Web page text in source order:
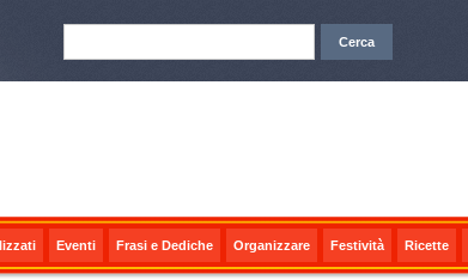
Eventi Frasi e Dediche Organizzare Festività Ricette